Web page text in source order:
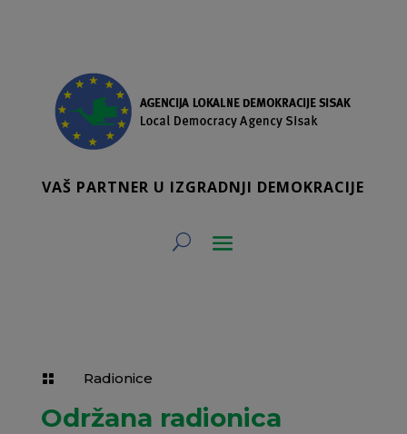
VAŠ PARTNER U IZGRADNJI DEMOKRACIJE
 Radionice
Održana radionica